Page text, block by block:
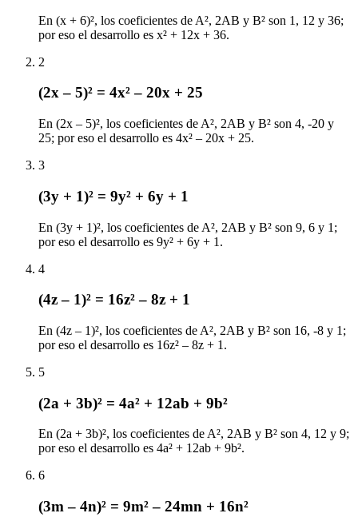
En (x + 6)², los coeficientes de A², 2AB y B² son 1, 12 y 36;
por eso el desarrollo es x² + 12x + 36.
2
(2x – 5)² = 4x² – 20x + 25
En (2x – 5)², los coeficientes de A², 2AB y B² son 4, -20 y
25; por eso el desarrollo es 4x² – 20x + 25.
3
(3y + 1)² = 9y² + 6y + 1
En (3y + 1)², los coeficientes de A², 2AB y B² son 9, 6 y 1;
por eso el desarrollo es 9y² + 6y + 1.
4
(4z – 1)² = 16z² – 8z + 1
En (4z – 1)², los coeficientes de A², 2AB y B² son 16, -8 y 1;
por eso el desarrollo es 16z² – 8z + 1.
5
(2a + 3b)² = 4a² + 12ab + 9b²
En (2a + 3b)², los coeficientes de A², 2AB y B² son 4, 12 y 9;
por eso el desarrollo es 4a² + 12ab + 9b².
6
(3m – 4n)² = 9m² – 24mn + 16n²